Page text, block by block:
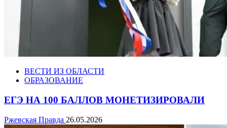
ВЕСТИ ИЗ ОБЛАСТИ
ОБРАЗОВАНИЕ
ЕГЭ НА 100 БАЛЛОВ МОНЕТИЗИРОВАЛИ
Ржевская Правда 26.05.2026